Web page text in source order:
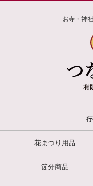
お寺・神
花まつり用品
節分商品